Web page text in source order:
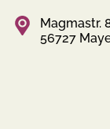
Magmastr.
56727